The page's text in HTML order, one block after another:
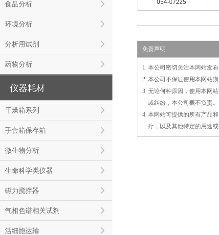
食品分析
环境分析
分析用试剂
药物分析
仪器耗材
干燥箱系列
手套箱保存箱
微生物分析
生命科学类仪器
磁力搅拌器
气相色谱相关试剂
活细胞运输
054-07225
免责声明
1. 本公司密切关注本网站发
2. 本公司不保证使用本网站
3. 无论何种原因，使用本网
或纠纷，本公司概不负责。
4. 本网站可提供的所有产品
疗，以及其他特定的用途